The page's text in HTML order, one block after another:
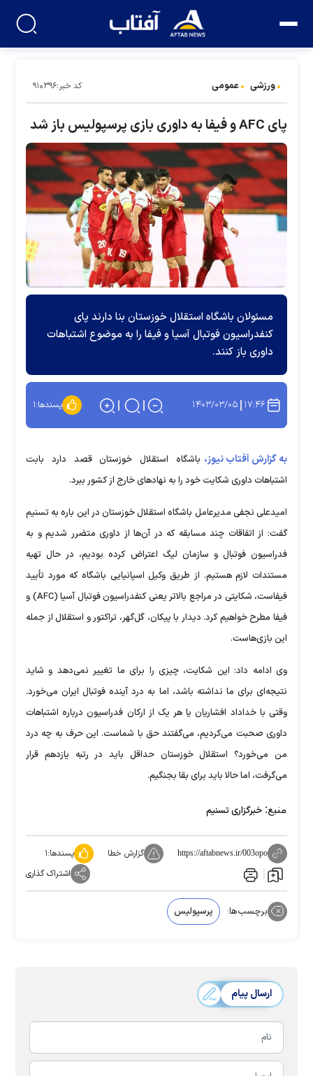
ورزشی عمومی کد خبر:۹۱۰۳۹۶
پای AFC و فیفا به داوری بازی پرسپولیس باز شد
مسئولان باشگاه استقلال خوزستان بنا دارند پای
کنفدراسیون فوتبال آسیا و فیفا را به موضوع اشتباهات
داوری باز کنند.
۱۷:۴۶ ۱۴۰۳/۰۳/۰۵ پسندها:۱
به گزارش آفتاب نیوز، باشگاه استقلال خوزستان قصد دارد بابت
اشتباهات داوری شکایت خود را به نهاد‌های خارج از کشور ببرد.
امیدعلی نجفی مدیرعامل باشگاه استقلال خوزستان در این باره به تسنیم
گفت: از اتفاقات چند مسابقه که در آن‌ها از داوری متضرر شدیم و به
فدراسیون فوتبال و سازمان لیگ اعتراض کرده بودیم، در حال تهیه
مستندات لازم هستیم. از طریق وکیل اسپانیایی باشگاه که مورد تأیید
فیفاست، شکایتی در مراجع بالاتر یعنی کنفدراسیون فوتبال آسیا (AFC) و
فیفا مطرح خواهیم کرد. دیدار با پیکان، گل‌گهر، تراکتور و استقلال از جمله
این بازی‌هاست.
وی ادامه داد: این شکایت، چیزی را برای ما تغییر نمی‌دهد و شاید
نتیجه‌ای برای ما نداشته باشد، اما به درد آینده فوتبال ایران می‌خورد.
وقتی با خداداد افشاریان یا هر یک از ارکان فدراسیون درباره اشتباهات
داوری صحبت می‌کردیم، می‌گفتند حق با شماست. این حرف به چه درد
من می‌خورد؟ استقلال خوزستان حداقل باید در رتبه یازدهم قرار
می‌گرفت، اما حالا باید برای بقا بجنگیم.
منبع: خبرگزاری تسنیم
https://aftabnews.ir/003opo گزارش خطا پسندها:۱
اشتراک گذاری
برچسب‌ها: پرسپولیس
ارسال پیام